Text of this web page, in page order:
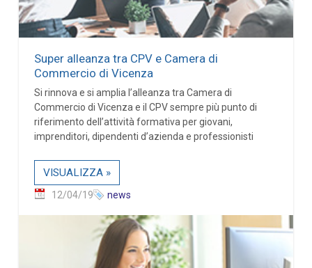
Super alleanza tra CPV e Camera di
Commercio di Vicenza
Si rinnova e si amplia l’alleanza tra Camera di
Commercio di Vicenza e il CPV sempre più punto di
riferimento dell’attività formativa per giovani,
imprenditori, dipendenti d’azienda e professionisti
VISUALIZZA »
12/04/19 news